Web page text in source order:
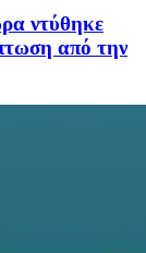
ντύθηκε
από την